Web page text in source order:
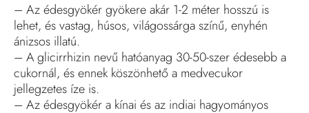
– Az édesgyökér gyökere akár 1-2 méter hosszú is
lehet, és vastag, húsos, világossárga színű, enyhén
ánizsos illatú.
– A glicirrhizin nevű hatóanyag 30-50-szer édesebb a
cukornál, és ennek köszönhető a medvecukor
jellegzetes íze is.
– Az édesgyökér a kínai és az indiai hagyományos